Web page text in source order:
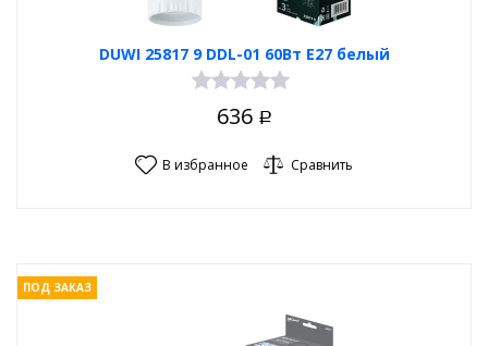
DUWI 25817 9 DDL-01 60Вт E27 белый
636 Р
В избранное Сравнить
ПОД ЗАКАЗ